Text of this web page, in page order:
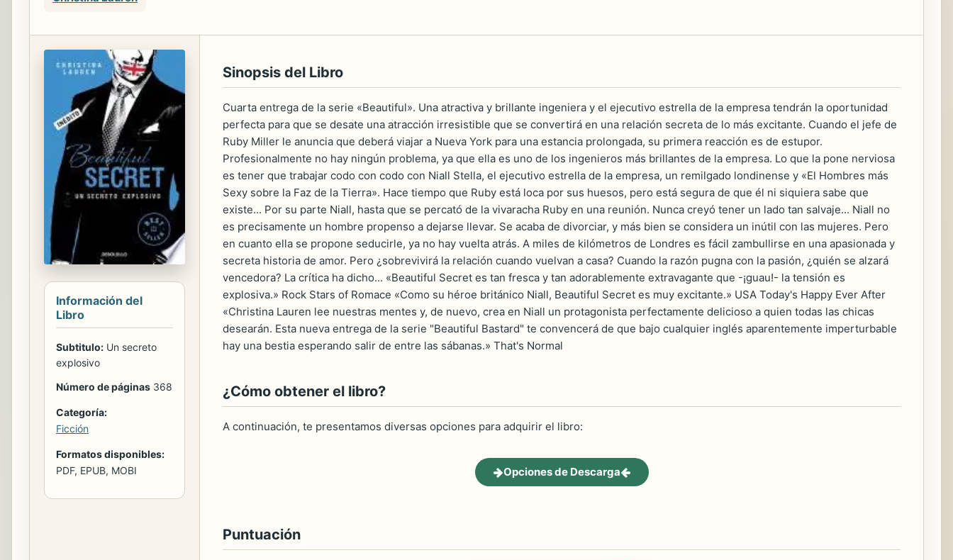
Información del
Libro
Subtitulo: Un secreto
explosivo
Número de páginas 368
Categoría:
Ficción
Formatos disponibles:
PDF, EPUB, MOBI
Sinopsis del Libro
Cuarta entrega de la serie «Beautiful». Una atractiva y brillante ingeniera y el ejecutivo estrella de la empresa tendrán la oportunidad
perfecta para que se desate una atracción irresistible que se convertirá en una relación secreta de lo más excitante. Cuando el jefe de
Ruby Miller le anuncia que deberá viajar a Nueva York para una estancia prolongada, su primera reacción es de estupor.
Profesionalmente no hay ningún problema, ya que ella es uno de los ingenieros más brillantes de la empresa. Lo que la pone nerviosa
es tener que trabajar codo con codo con Niall Stella, el ejecutivo estrella de la empresa, un remilgado londinense y «El Hombres más
Sexy sobre la Faz de la Tierra». Hace tiempo que Ruby está loca por sus huesos, pero está segura de que él ni siquiera sabe que
existe... Por su parte Niall, hasta que se percató de la vivaracha Ruby en una reunión. Nunca creyó tener un lado tan salvaje... Niall no
es precisamente un hombre propenso a dejarse llevar. Se acaba de divorciar, y más bien se considera un inútil con las mujeres. Pero
en cuanto ella se propone seducirle, ya no hay vuelta atrás. A miles de kilómetros de Londres es fácil zambullirse en una apasionada y
secreta historia de amor. Pero ¿sobrevivirá la relación cuando vuelvan a casa? Cuando la razón pugna con la pasión, ¿quién se alzará
vencedora? La crítica ha dicho... «Beautiful Secret es tan fresca y tan adorablemente extravagante que -¡guau!- la tensión es
explosiva.» Rock Stars of Romace «Como su héroe británico Niall, Beautiful Secret es muy excitante.» USA Today's Happy Ever After
«Christina Lauren lee nuestras mentes y, de nuevo, crea en Niall un protagonista perfectamente delicioso a quien todas las chicas
desearán. Esta nueva entrega de la serie "Beautiful Bastard" te convencerá de que bajo cualquier inglés aparentemente imperturbable
hay una bestia esperando salir de entre las sábanas.» That's Normal
¿Cómo obtener el libro?
A continuación, te presentamos diversas opciones para adquirir el libro:
Opciones de Descarga
Puntuación